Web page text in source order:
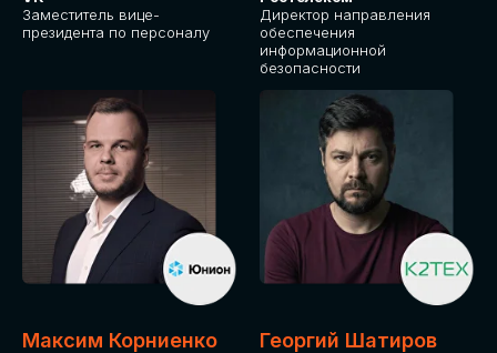
Заместитель вице-
президента по персоналу
Директор направления
обеспечения
информационной
безопасности
Максим Корниенко Георгий Шатиров